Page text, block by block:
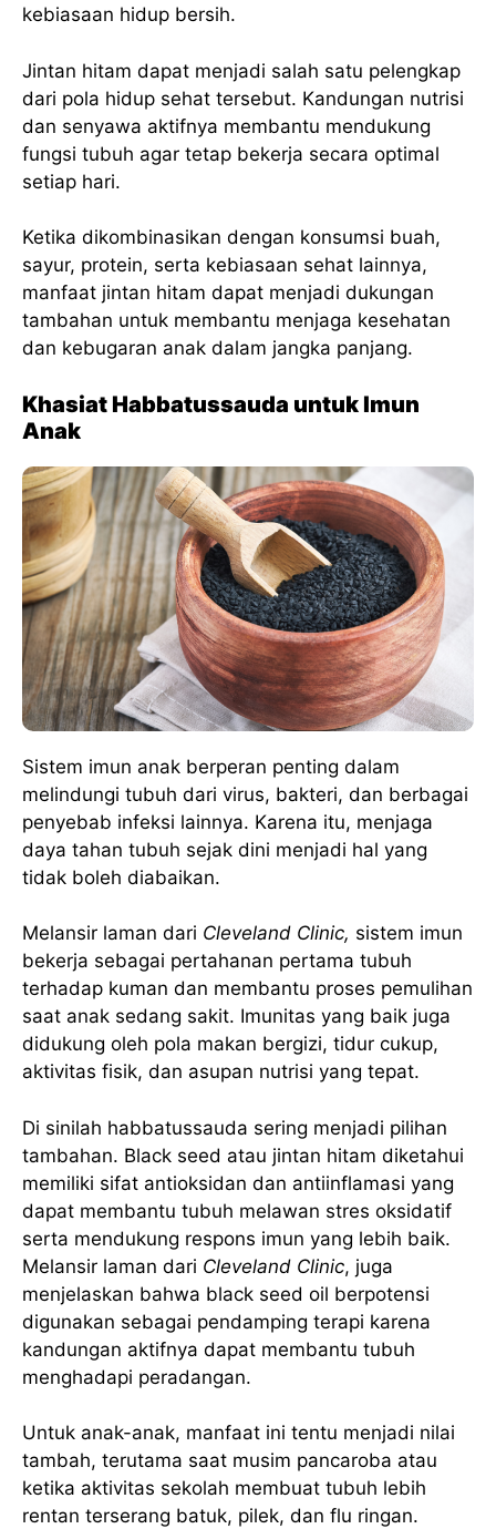
kebiasaan hidup bersih.
Jintan hitam dapat menjadi salah satu pelengkap
dari pola hidup sehat tersebut. Kandungan nutrisi
dan senyawa aktifnya membantu mendukung
fungsi tubuh agar tetap bekerja secara optimal
setiap hari.
Ketika dikombinasikan dengan konsumsi buah,
sayur, protein, serta kebiasaan sehat lainnya,
manfaat jintan hitam dapat menjadi dukungan
tambahan untuk membantu menjaga kesehatan
dan kebugaran anak dalam jangka panjang.
Khasiat Habbatussauda untuk Imun
Anak
Sistem imun anak berperan penting dalam
melindungi tubuh dari virus, bakteri, dan berbagai
penyebab infeksi lainnya. Karena itu, menjaga
daya tahan tubuh sejak dini menjadi hal yang
tidak boleh diabaikan.
Melansir laman dari Cleveland Clinic, sistem imun
bekerja sebagai pertahanan pertama tubuh
terhadap kuman dan membantu proses pemulihan
saat anak sedang sakit. Imunitas yang baik juga
didukung oleh pola makan bergizi, tidur cukup,
aktivitas fisik, dan asupan nutrisi yang tepat.
Di sinilah habbatussauda sering menjadi pilihan
tambahan. Black seed atau jintan hitam diketahui
memiliki sifat antioksidan dan antiinflamasi yang
dapat membantu tubuh melawan stres oksidatif
serta mendukung respons imun yang lebih baik.
Melansir laman dari Cleveland Clinic, juga
menjelaskan bahwa black seed oil berpotensi
digunakan sebagai pendamping terapi karena
kandungan aktifnya dapat membantu tubuh
menghadapi peradangan.
Untuk anak-anak, manfaat ini tentu menjadi nilai
tambah, terutama saat musim pancaroba atau
ketika aktivitas sekolah membuat tubuh lebih
rentan terserang batuk, pilek, dan flu ringan.